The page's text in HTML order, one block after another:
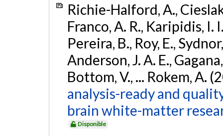
Richie-Halford, A.,
Franco, A. R., Karipidis, I.
Pereira, B., Roy, E.,
Anderson, J. A. E.,
Bottom, V., ... Rokem, A.
analysis-ready and
brain white-matter
Disponible